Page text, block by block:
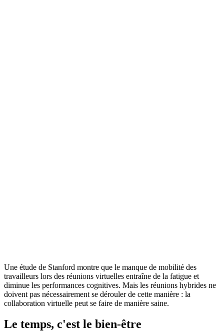
Une étude de Stanford montre que le manque de mobilité des
travailleurs lors des réunions virtuelles entraîne de la fatigue et
diminue les performances cognitives. Mais les réunions hybrides ne
doivent pas nécessairement se dérouler de cette manière : la
collaboration virtuelle peut se faire de manière saine.
Le temps, c'est le bien-être